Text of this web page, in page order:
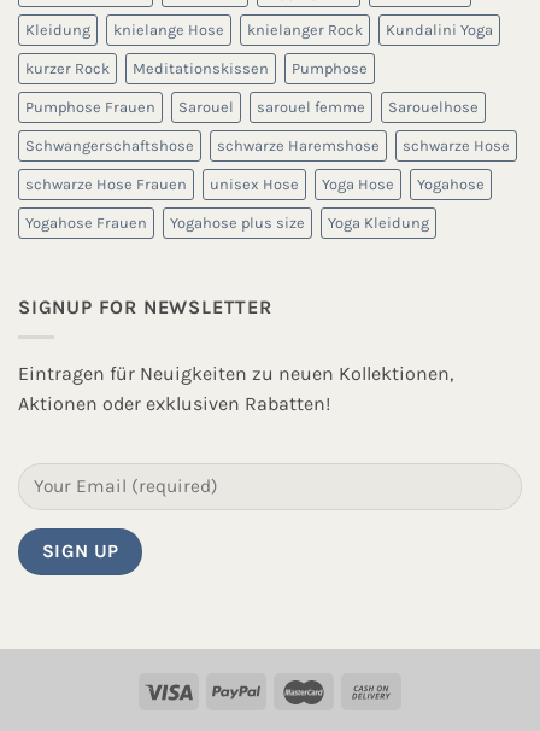
Kleidung knielange Hose knielanger Rock Kundalini Yoga
kurzer Rock Meditationskissen Pumphose
Pumphose Frauen Sarouel sarouel femme Sarouelhose
Schwangerschaftshose schwarze Haremshose schwarze Hose
schwarze Hose Frauen unisex Hose Yoga Hose Yogahose
Yogahose Frauen Yogahose plus size Yoga Kleidung
SIGNUP FOR NEWSLETTER
Eintragen für Neuigkeiten zu neuen Kollektionen,
Aktionen oder exklusiven Rabatten!